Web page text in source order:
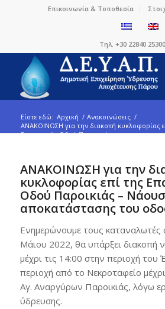
Επικοινωνία & Τοποθεσία
Τηλ. +30 22840 25300
Είστε εδώ: Αρχική / Ανακοινώσεις /
ΑΝΑΚΟΙΝΩΣΗ για την διακοπή κυκλοφορίας
Επαρχιακής Οδού Παροικιάς...
ΑΝΑΚΟΙΝΩΣΗ για την
κυκλοφορίας επί της
Οδού Παροικιάς –
αποκατάστασης του
Ενημερώνουμε τους καταναλωτές
Μάιου 2022, θα υπάρξει διακοπή
μέχρι τις 14:00 στην περιοχή του
περιοχή από το Νεκροταφείο
Αγ. Αναργύρων Παροικιάς, λόγω
ύδρευσης.